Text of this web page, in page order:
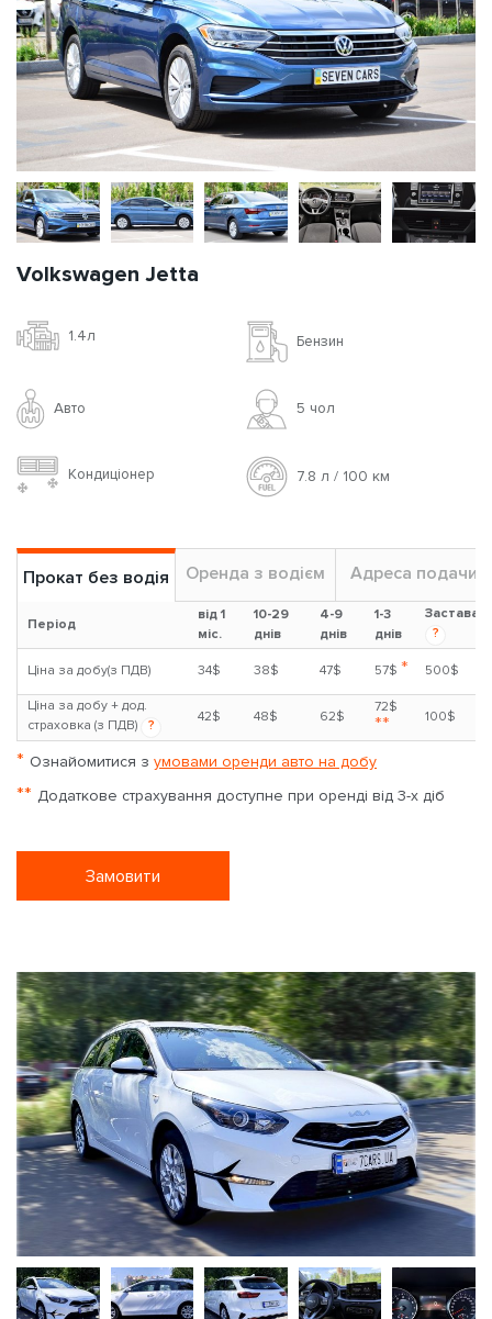
Volkswagen Jetta
1.4л Бензин
Авто 5 чoл
Кондиціонер 7.8 л / 100 км
Прокат без водія Оренда з водієм Адреса подачи
Період
від 1
міс.
10-29
днів
4-9
днів
1-3
днів
Застава
?
Ціна за добу(з ПДВ) 34$ 38$ 47$ 57$ * 500$
Ціна за добу + дод.
страховка (з ПДВ)
?
42$ 48$ 62$
72$
** 100$
* Ознайомитися з умовами оренди авто на добу
** Додаткове страхування доступне при оренді від 3-х діб
Замовити